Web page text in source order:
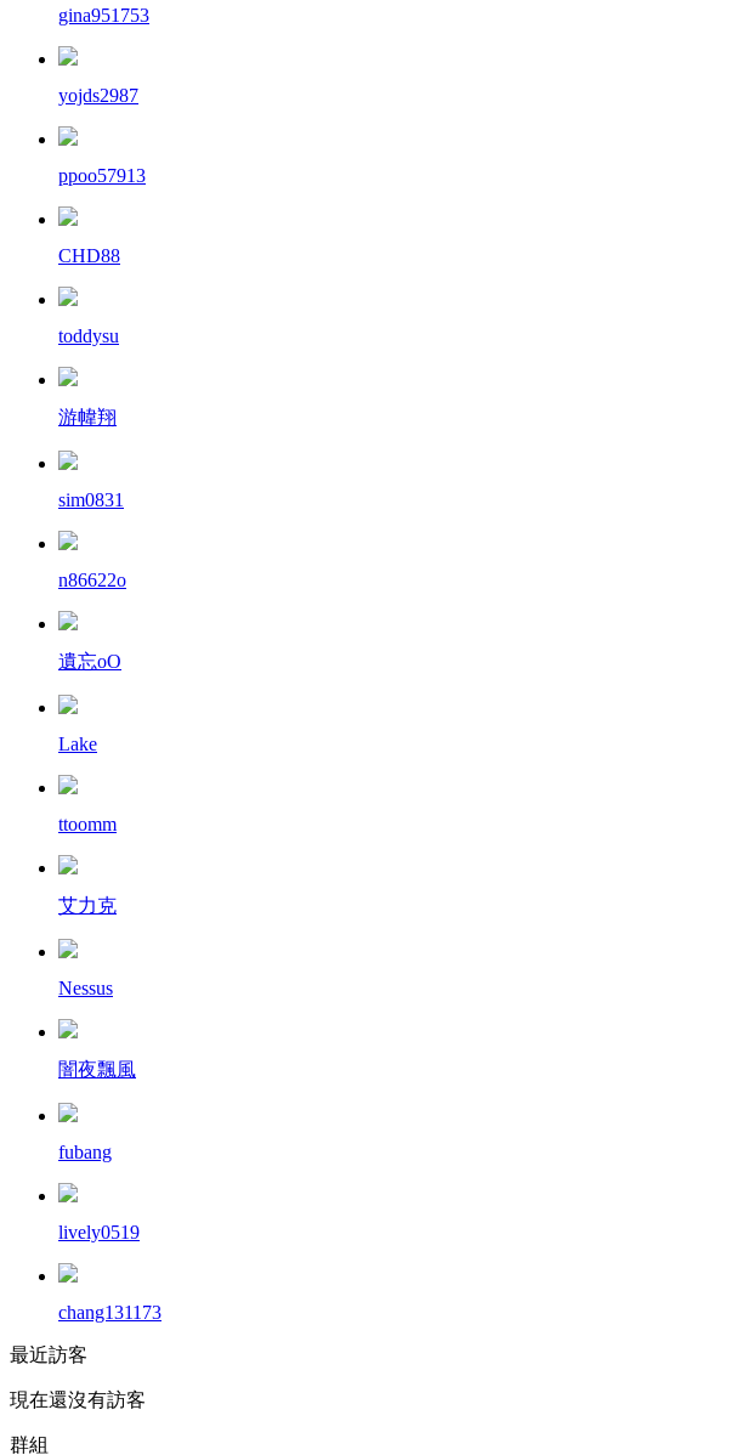
gina951753
yojds2987
ppoo57913
CHD88
toddysu
游幃翔
sim0831
n86622o
遺忘oO
Lake
ttoomm
艾力克
Nessus
闇夜飄風
fubang
lively0519
chang131173
最近訪客
現在還沒有訪客
群組